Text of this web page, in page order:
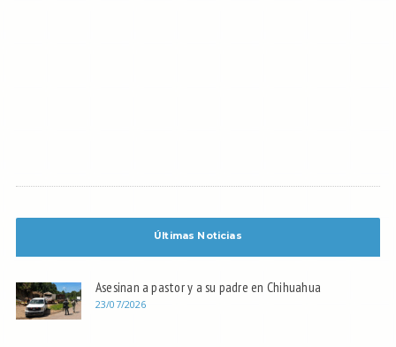
Últimas Noticias
Asesinan a pastor y a su padre en Chihuahua
23/07/2026